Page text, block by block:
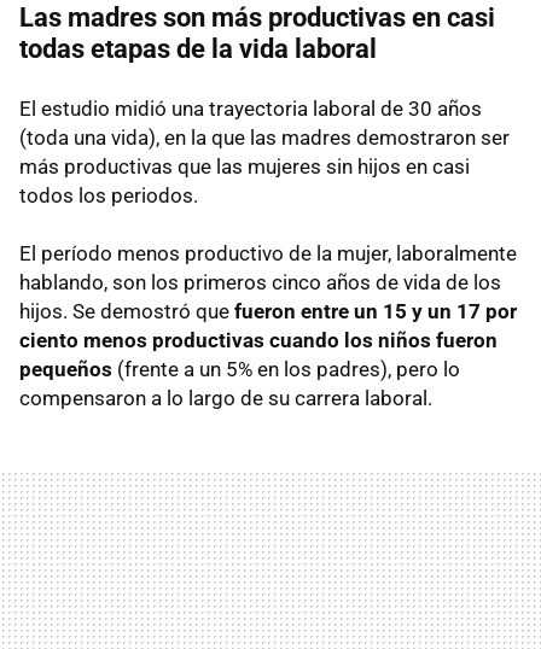
Las madres son más productivas en casi
todas etapas de la vida laboral
El estudio midió una trayectoria laboral de 30 años
(toda una vida), en la que las madres demostraron ser
más productivas que las mujeres sin hijos en casi
todos los periodos.
El período menos productivo de la mujer, laboralmente
hablando, son los primeros cinco años de vida de los
hijos. Se demostró que fueron entre un 15 y un 17 por
ciento menos productivas cuando los niños fueron
pequeños (frente a un 5% en los padres), pero lo
compensaron a lo largo de su carrera laboral.